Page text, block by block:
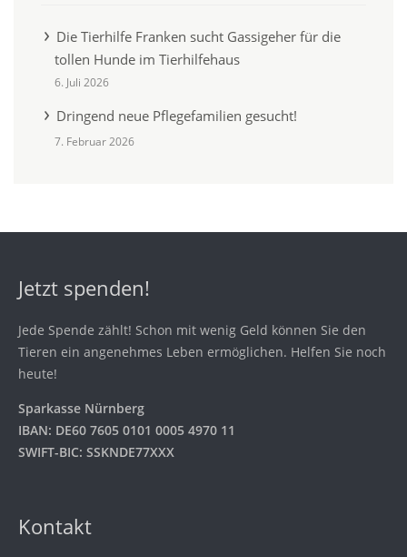
Die Tierhilfe Franken sucht Gassigeher für die
tollen Hunde im Tierhilfehaus
6. Juli 2026
Dringend neue Pflegefamilien gesucht!
7. Februar 2026
Jetzt spenden!
Jede Spende zählt! Schon mit wenig Geld können Sie den
Tieren ein angenehmes Leben ermöglichen. Helfen Sie noch
heute!
Sparkasse Nürnberg
IBAN: DE60 7605 0101 0005 4970 11
SWIFT-BIC: SSKNDE77XXX
Kontakt